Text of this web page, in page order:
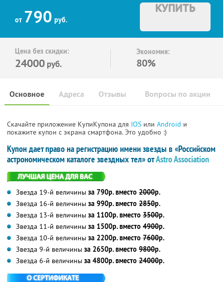
от 790 руб.
КУПИТЬ
Цена без скидки:
24000 руб.
Экономия:
80%
Основное Отзывы Вопросы по акции
Адреса
Скачайте приложение КупиКупона для IOS или Android и
покажите купон с экрана смартфона. Это удобно :)
Купон дает право на регистрацию имени звезды в «Российском
астрономическом каталоге звездных тел» отAstro Association
Звезда 19-й величины за 790р. вместо 2000р.
Звезда 16-й величины за 990р. вместо 2850р.
Звезда 13-й величины за 1100р. вместо 3500р.
Звезда 11-й величины за 1500р. вместо 4900р.
Звезда 10-й величины за 2200р. вместо 7600р.
Звезда 9-й величины за 2650р. вместо 9800р.
Звезда 6-й величины за 4800р. вместо 24000р.